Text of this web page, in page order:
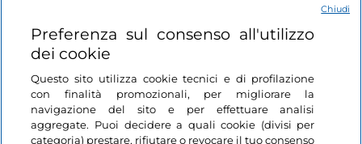
Login
Restiamo in contatto
Preferenza sul consenso all'utilizzo
dei cookie
Questo sito utilizza cookie tecnici e di profilazione
con finalità promozionali, per migliorare la
navigazione del sito e per effettuare analisi
aggregate. Puoi decidere a quali cookie (divisi per
categoria) prestare, rifiutare o revocare il tuo consenso
Chiudi